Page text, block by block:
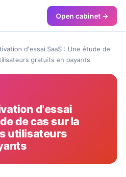
Open cabinet →
d'essai SaaS : Une étude de
gratuits en payants
d'essai
de cas sur la
utilisateurs